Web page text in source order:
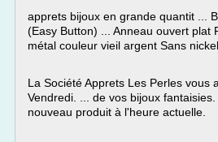
apprets bijoux en grande quantit ...
(Easy Button) ... Anneau ouvert plat
métal couleur vieil argent Sans nickel
La Société Apprets Les Perles vous
Vendredi. ... de vos bijoux
nouveau produit à l'heure actuelle.